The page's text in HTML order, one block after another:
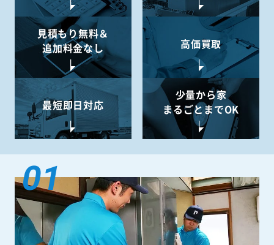
見積もり無料＆
追加料金なし
高価買取
最短即日対応
少量から家
まるごとまでOK